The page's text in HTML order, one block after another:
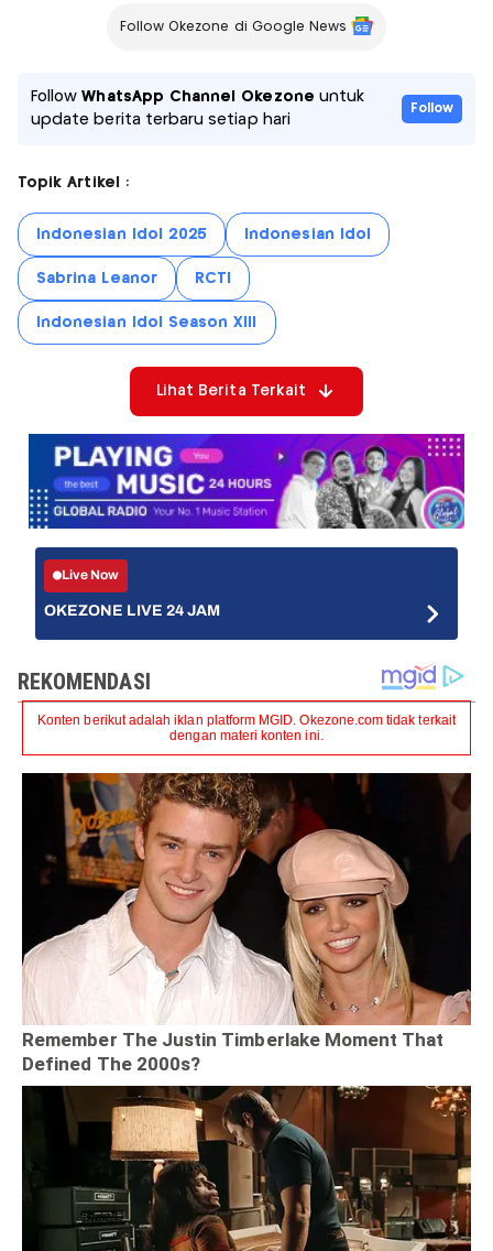
Follow Okezone di Google News
FollowWhatsApp Channel Okezone untuk
update berita terbaru setiap hari
Follow
Topik Artikel :
Indonesian Idol 2025 Indonesian Idol
Sabrina Leanor RCTI
Indonesian Idol Season XIII
Lihat Berita Terkait
Live Now
OKEZONE LIVE 24 JAM